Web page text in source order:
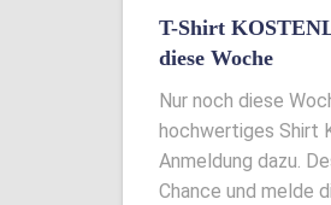
T-Shirt
diese Woche
Nur noch diese
hochwertiges Shirt
Anmeldung dazu.
Chance und melde